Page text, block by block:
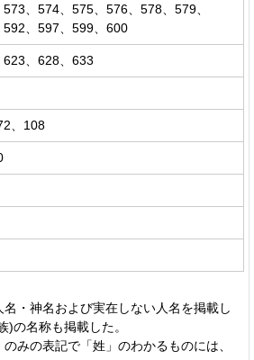
、574、575、576、578、579、
592、597、599、600
623、628、633
、108
・神名および実在しない人名を掲載し
)の名称も掲載した。
のみの表記で「姓」のわかるものには、